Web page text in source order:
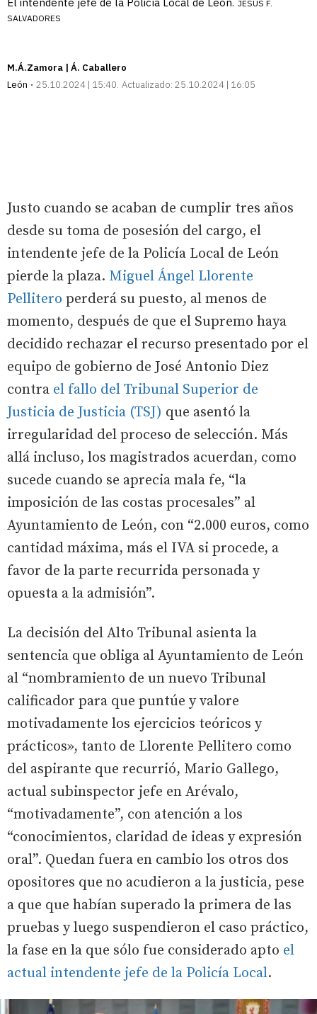
JESUS F.
SALVADORES
M.Á.Zamora | Á. Caballero
León
25.10.2024 | 15:40 Actualizado: 25.10.2024 | 16:05
Justo cuando se acaban de cumplir tres años
desde su toma de posesión del cargo, el
intendente jefe de la Policía Local de León
pierde la plaza. Miguel Ángel Llorente
Pellitero perderá su puesto, al menos de
momento, después de que el Supremo haya
decidido rechazar el recurso presentado por el
equipo de gobierno de José Antonio Diez
contra el fallo del Tribunal Superior de
Justicia de Justicia (TSJ) que asentó la
irregularidad del proceso de selección. Más
allá incluso, los magistrados acuerdan, como
sucede cuando se aprecia mala fe, “la
imposición de las costas procesales” al
Ayuntamiento de León, con “2.000 euros, como
cantidad máxima, más el IVA si procede, a
favor de la parte recurrida personada y
opuesta a la admisión”.
La decisión del Alto Tribunal asienta la
sentencia que obliga al Ayuntamiento de León
al “nombramiento de un nuevo Tribunal
calificador para que puntúe y valore
motivadamente los ejercicios teóricos y
prácticos», tanto de Llorente Pellitero como
del aspirante que recurrió, Mario Gallego,
actual subinspector jefe en Arévalo,
“motivadamente”, con atención a los
“conocimientos, claridad de ideas y expresión
oral”. Quedan fuera en cambio los otros dos
opositores que no acudieron a la justicia, pese
a que que habían superado la primera de las
pruebas y luego suspendieron el caso práctico,
la fase en la que sólo fue considerado apto el
actual intendente jefe de la Policía Local.